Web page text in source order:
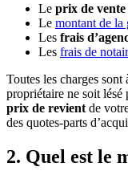
Le prix de vente
Le montant de la
Les frais
Les frais de
Toutes les charges
propriétaire ne soit lésé
prix de revient de
des quotes-parts
2. Quel est le